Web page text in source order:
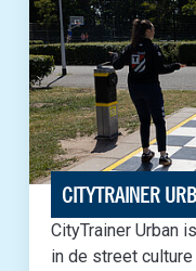
CITYTRAINER
CityTrainer Urban
in de street